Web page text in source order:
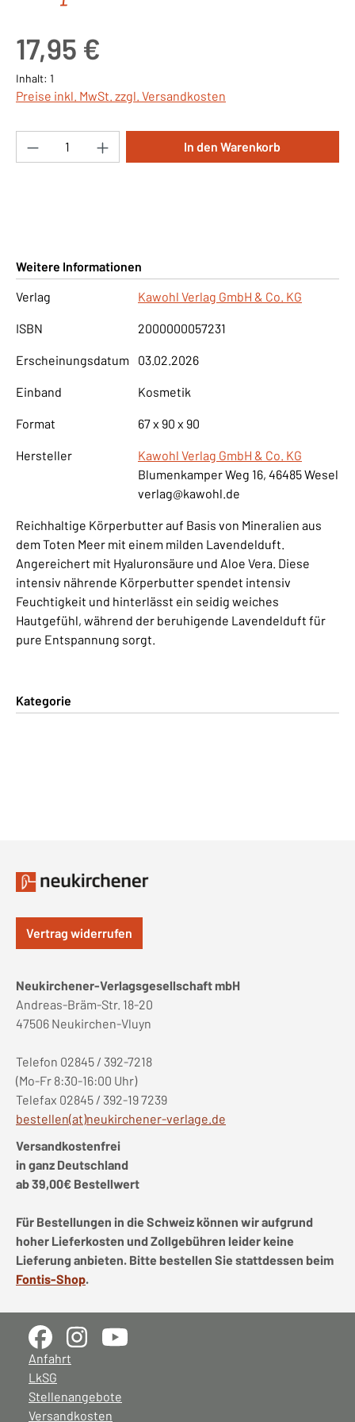
17,95 €
Inhalt: 1
Preise inkl. MwSt. zzgl. Versandkosten
Produkt Anzahl: Gib den gewünschten
In den Warenkorb
Weitere Informationen
Verlag
Kawohl Verlag GmbH & Co. KG
ISBN 2000000057231
Erscheinungsdatum 03.02.2026
Einband Kosmetik
Format 67 x 90 x 90
Hersteller
Kawohl Verlag GmbH & Co. KG
Blumenkamper Weg 16, 46485 Wesel
verlag@kawohl.de
Reichhaltige Körperbutter auf Basis von Mineralien aus
dem Toten Meer mit einem milden Lavendelduft.
Angereichert mit Hyaluronsäure und Aloe Vera. Diese
intensiv nährende Körperbutter spendet intensiv
Feuchtigkeit und hinterlässt ein seidig weiches
Hautgefühl, während der beruhigende Lavendelduft für
pure Entspannung sorgt.
Kategorie
Vertrag widerrufen
Neukirchener-Verlagsgesellschaft mbH
Andreas-Bräm-Str. 18-20
47506 Neukirchen-Vluyn
Telefon 02845 / 392-7218
(Mo-Fr 8:30-16:00 Uhr)
Telefax 02845 / 392-19 7239
bestellen(at)neukirchener-verlage.de
Versandkostenfrei
in ganz Deutschland
ab 39,00€ Bestellwert
Für Bestellungen in die Schweiz können wir aufgrund
hoher Lieferkosten und Zollgebühren leider keine
Lieferung anbieten. Bitte bestellen Sie stattdessen beim
Fontis-Shop.
Anfahrt
LkSG
Stellenangebote
Versandkosten